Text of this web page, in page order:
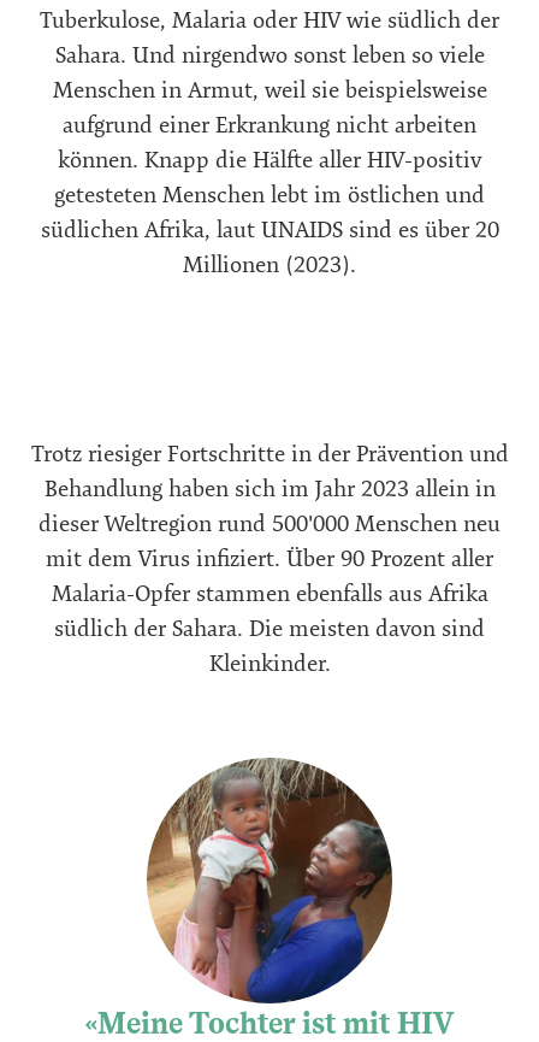
Tuberkulose, Malaria oder HIV wie südlich der
Sahara. Und nirgendwo sonst leben so viele
Menschen in Armut, weil sie beispielsweise
aufgrund einer Erkrankung nicht arbeiten
können. Knapp die Hälfte aller HIV-positiv
getesteten Menschen lebt im östlichen und
südlichen Afrika, laut UNAIDS sind es über 20
Millionen (2023).
Trotz riesiger Fortschritte in der Prävention und
Behandlung haben sich im Jahr 2023 allein in
dieser Weltregion rund 500'000 Menschen neu
mit dem Virus infiziert. Über 90 Prozent aller
Malaria-Opfer stammen ebenfalls aus Afrika
südlich der Sahara. Die meisten davon sind
Kleinkinder.
Meine Tochter ist mit HIV